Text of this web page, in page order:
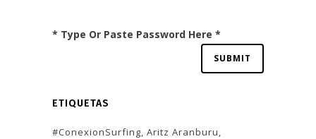
* Type Or Paste Password Here *
ETIQUETAS
#ConexionSurfing Aritz Aranburu